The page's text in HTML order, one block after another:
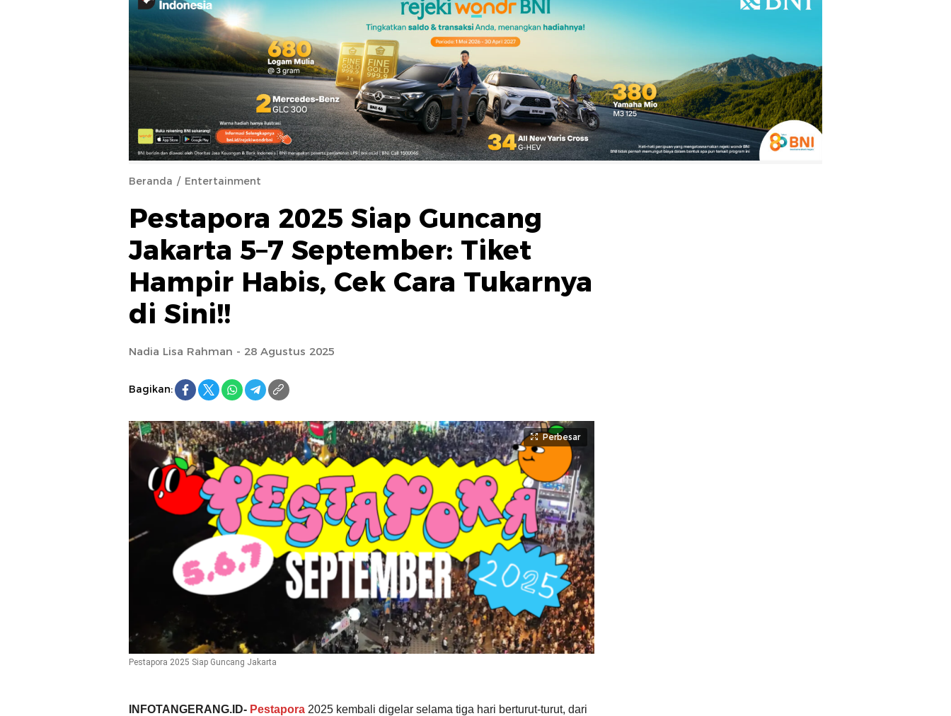
Beranda Entertainment
Pestapora 2025 Siap Guncang
Jakarta 5–7 September: Tiket
Hampir Habis, Cek Cara Tukarnya
di Sini!!
Nadia Lisa Rahman - 28 Agustus 2025
Bagikan:
Perbesar
Pestapora 2025 Siap Guncang Jakarta
INFOTANGERANG.ID- Pestapora 2025 kembali digelar selama tiga hari berturut-turut, dari